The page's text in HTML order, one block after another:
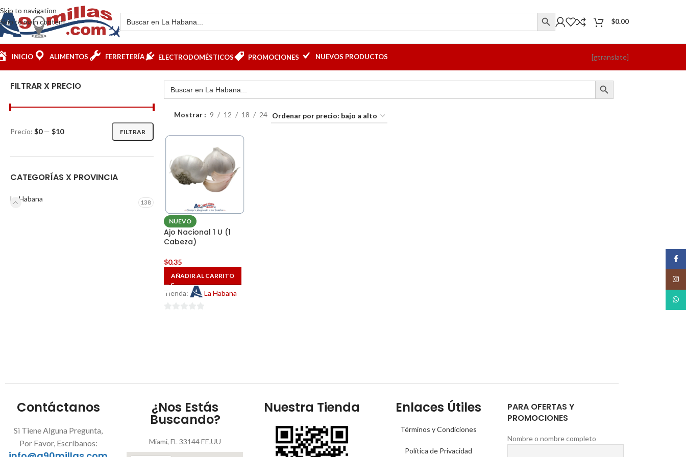
Skip to navigation
Skip to main content
$0.00
INICIO ALIMENTOS FERRETERÍA ELECTRODOMÉSTICOS PROMOCIONES NUEVOS PRODUCTOS [gtranslate]
FILTRAR X PRECIO
FILTRAR
Precio: $0— $10
CATEGORÍAS X PROVINCIA
La Habana 138
Mostrar 9 12 18 24
NUEVO
Ajo Nacional 1 U (1
Cabeza)
$0.35
AÑADIR AL CARRITO
Tienda: La Habana
Contáctanos
Si Tiene Alguna Pregunta,
Por Favor, Escríbanos:
¿Nos Estás
Buscando?
Miami, FL 33144 EE.UU
Nuestra Tienda Enlaces Útiles
Términos y Condiciones
Política de Privacidad
PARA OFERTAS Y
PROMOCIONES
Nombre o nombre completo